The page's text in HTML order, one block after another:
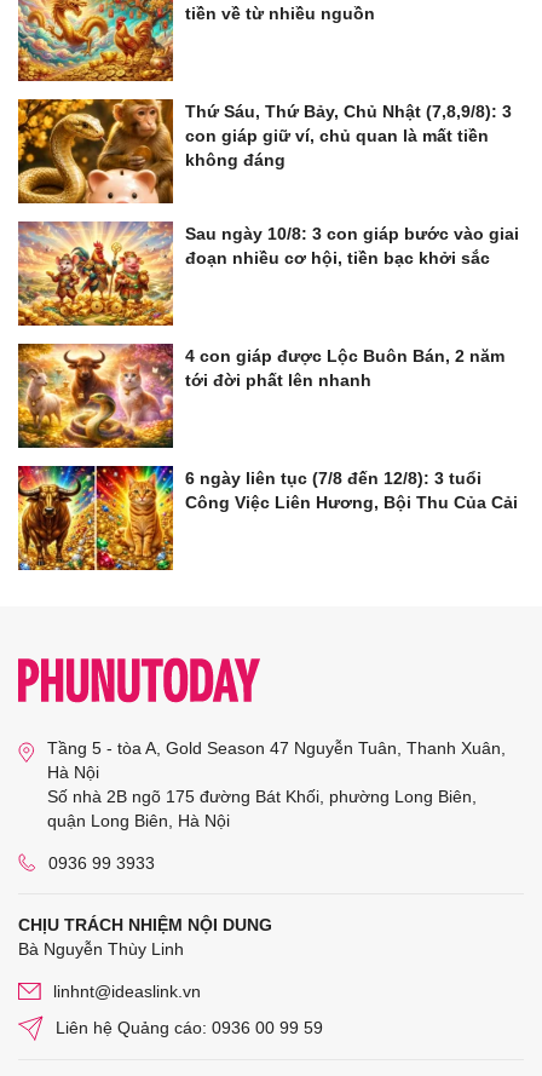
tiền về từ nhiều nguồn
Thứ Sáu, Thứ Bảy, Chủ Nhật (7,8,9/8): 3
con giáp giữ ví, chủ quan là mất tiền
không đáng
Sau ngày 10/8: 3 con giáp bước vào giai
đoạn nhiều cơ hội, tiền bạc khởi sắc
4 con giáp được Lộc Buôn Bán, 2 năm
tới đời phất lên nhanh
6 ngày liên tục (7/8 đến 12/8): 3 tuổi
Công Việc Liên Hương, Bội Thu Của Cải
Tầng 5 - tòa A, Gold Season 47 Nguyễn Tuân, Thanh Xuân,
Hà Nội
Số nhà 2B ngõ 175 đường Bát Khối, phường Long Biên,
quận Long Biên, Hà Nội
0936 99 3933
CHỊU TRÁCH NHIỆM NỘI DUNG
Bà Nguyễn Thùy Linh
linhnt@ideaslink.vn
Liên hệ Quảng cáo: 0936 00 99 59